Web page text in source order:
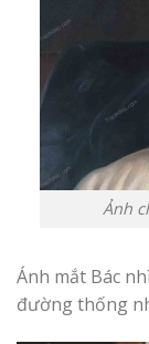
Ảnh
Ánh mắt Bác
đường thống